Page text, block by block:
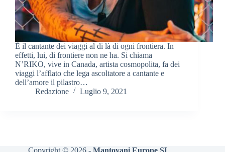
È il cantante dei viaggi al di là di ogni frontiera. In
effetti, lui, di frontiere non ne ha. Si chiama
N’RIKO, vive in Canada, artista cosmopolita, fa dei
viaggi l’afflato che lega ascoltatore a cantante e
dell’amore il pilastro…
Redazione
Luglio 9, 2021
Copyright © 2026 -Mantovani Europe SL